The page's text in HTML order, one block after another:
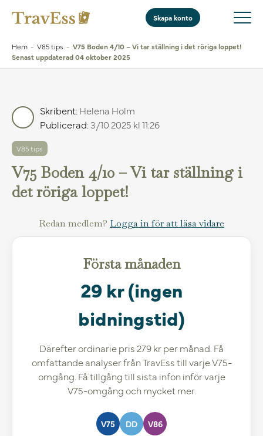
Skapa konto
Hem - V85 tips - V75 Boden 4/10 – Vi tar ställning i det röriga loppet!
Senast uppdaterad 04 oktober 2025
Skribent:Helena Holm
Publicerad:3/10 2025 kl 11:26
V85 tips
V75 Boden 4/10 – Vi tar ställning i
det röriga loppet!
Redan medlem? Logga in för att läsa vidare
Första månaden
29 kr (ingen
bidningstid)
Därefter ordinarie pris 279 kr per månad. Få
omfattande analyser från TravEss till varje V75-
omgång. Få tillgång till sista infon inför varje
V75-omgång och mycket mer.
V75 DD V86